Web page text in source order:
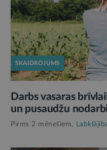
SKAIDROJUMS
Darbs vasaras
un pusaudžu
Pirms 2 mēnešiem,